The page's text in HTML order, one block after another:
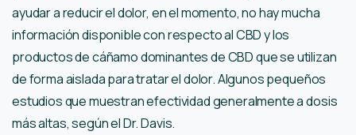
ayudar a reducir el dolor, en el momento, no hay mucha
información disponible con respecto al CBD y los
productos de cáñamo dominantes de CBD que se utilizan
de forma aislada para tratar el dolor. Algunos pequeños
estudios que muestran efectividad generalmente a dosis
más altas, según el Dr. Davis.